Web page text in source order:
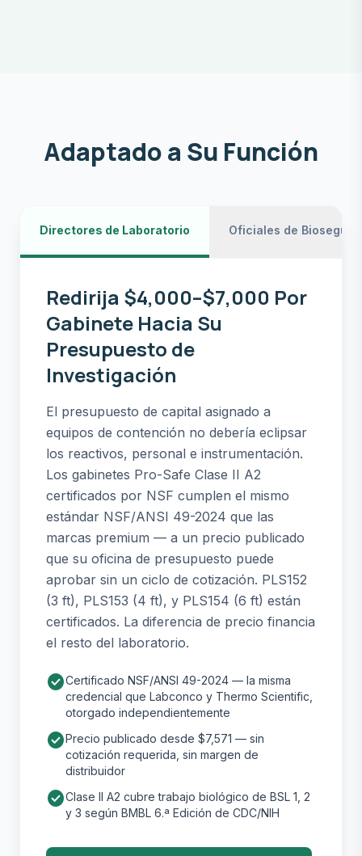
Adaptado a Su Función
Directores de Laboratorio Oficiales de
Redirija $4,000–$7,000 Por
Gabinete Hacia Su
Presupuesto de
Investigación
El presupuesto de capital asignado a
equipos de contención no debería eclipsar
los reactivos, personal e instrumentación.
Los gabinetes Pro-Safe Clase II A2
certificados por NSF cumplen el mismo
estándar NSF/ANSI 49-2024 que las
marcas premium — a un precio publicado
que su oficina de presupuesto puede
aprobar sin un ciclo de cotización. PLS152
(3 ft), PLS153 (4 ft), y PLS154 (6 ft) están
certificados. La diferencia de precio financia
el resto del laboratorio.
check_circleCertificado NSF/ANSI 49-2024 — la misma
credencial que Labconco y Thermo Scientific,
otorgado independientemente
check_circlePrecio publicado desde $7,571 — sin
cotización requerida, sin margen de
distribuidor
check_circleClase II A2 cubre trabajo biológico de BSL 1, 2
y 3 según BMBL 6.ª Edición de CDC/NIH